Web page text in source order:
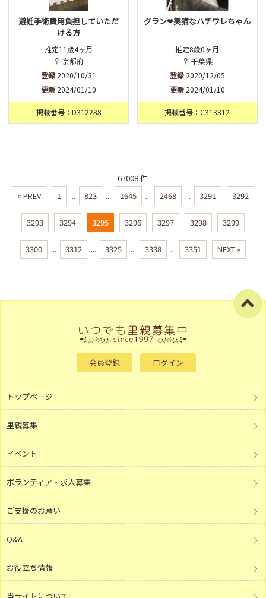
避妊手術費用負担していただ
ける方
推定11歳4ヶ月
♀ 京都府
登録 2020/10/31
更新 2024/01/10
掲載番号：D312288
グラン❤︎美猫なハチワレちゃん
推定8歳0ヶ月
♀ 千葉県
登録2020/12/05
更新2024/01/10
掲載番号：C313312
67008 件
« PREV
1 ... 823 ... 1645 ... 2468 ... 3291 3292
3293 3294 3295 3296 3297 3298 3299
3300 ... 3312 ... 3325 ... 3338 ... 3351 NEXT »
会員登録 ログイン
トップページ
里親募集
イベント
ボランティア・求人募集
ご支援のお願い
Q&A
お役立ち情報